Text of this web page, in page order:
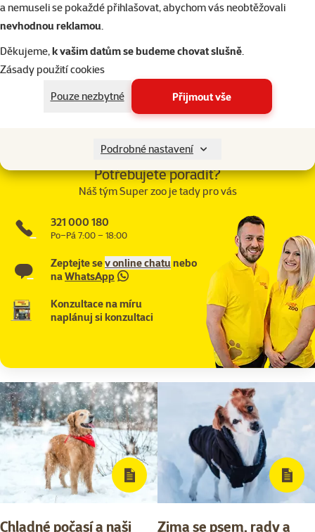
a nemuseli se pokaždé přihlašovat, abychom vás neobtěžovali
nevhodnou reklamou.
Děkujeme,k vašim datům se budeme chovat slušně.
Zásady použití cookies
Pouze nezbytné
Přijmout vše
Podrobné nastavení
Parametry
Velikost psa
Materiál
Plast
Barva
Pásek
Značka
Flexi
194-1072
Potřebujete poradit?
Náš tým Super zoo je tady pro vás
321 000 180
Po–Pá 7:00 – 18:00
Zeptejte sev online chatunebo
naWhatsApp
Konzultace na míru
naplánuj si konzultaci
Chladné počasí a naši
Zima se psem, rady a